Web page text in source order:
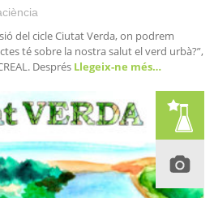
del cicle Ciutat Verda, on podrem
té sobre la nostra salut el verd urbà?”,
Després Llegeix-ne més…